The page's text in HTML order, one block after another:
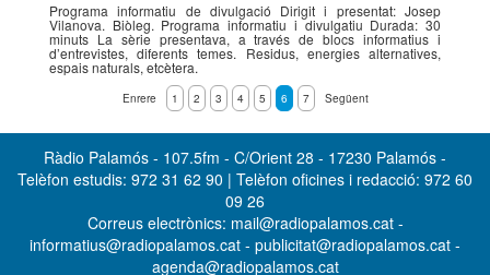
Programa informatiu de divulgació Dirigit i presentat: Josep
Vilanova. Biòleg. Programa informatiu i divulgatiu Durada: 30
minuts La sèrie presentava, a través de blocs informatius i
d’entrevistes, diferents temes. Residus, energies alternatives,
espais naturals, etcètera.
Enrere 1 2 3 4 5 6 7 Següent
Ràdio Palamós - 107.5fm - C/Orient 28 - 17230 Palamós -
Telèfon estudis: 972 31 62 90 | Telèfon oficines i redacció: 972 60
09 26
Correus electrònics: mail@radiopalamos.cat -
informatius@radiopalamos.cat - publicitat@radiopalamos.cat -
agenda@radiopalamos.cat